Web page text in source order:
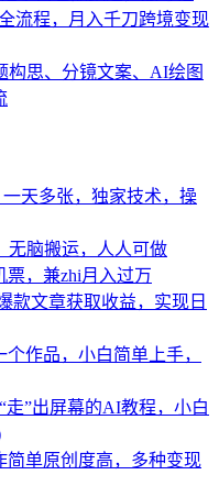
流程，月入千刀跨境变现
构思、分镜文案、AI绘图
天多张，独家技术，操
无脑搬运，人人可做
票，兼zhi月入过万
款文章获取收益，实现日
作品，小白简单上手，
”出屏幕的AI教程，小白
简单原创度高，多种变现